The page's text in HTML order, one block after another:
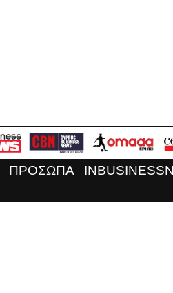
ΠΡΟΣΩΠΑ